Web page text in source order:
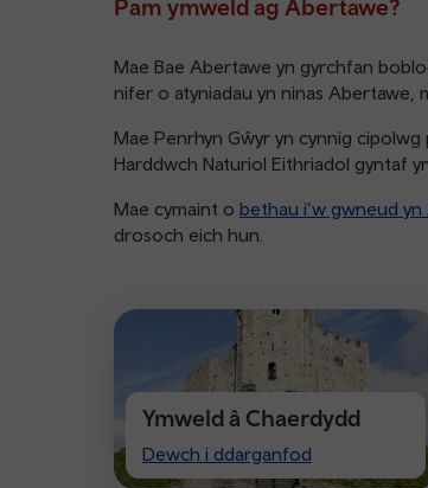
Pam ymweld ag Abertawe?
Mae Bae Abertawe yn gyrchfan
nifer o atyniadau yn ninas Abertawe,
Mae Penrhyn Gŵyr yn cynnig
Harddwch Naturiol Eithriadol gyntaf
Mae cymaint o bethau i’w gwneud
drosoch eich hun.
Ymweld â Chaerdydd
Dewch i ddarganfod
Visit
Cardiff